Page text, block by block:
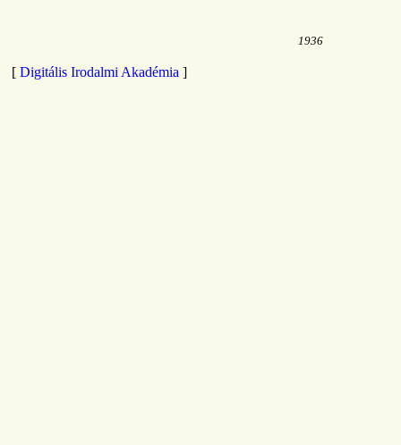
1936
[Digitális Irodalmi Akadémia ]